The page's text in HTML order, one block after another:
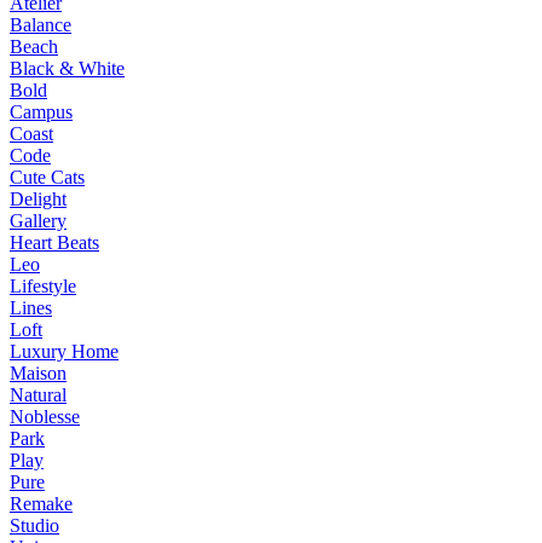
Balance
Beach
Black & White
Bold
Campus
Coast
Code
Cute Cats
Delight
Gallery
Heart Beats
Leo
Lifestyle
Lines
Loft
Luxury Home
Maison
Natural
Noblesse
Park
Play
Pure
Remake
Studio